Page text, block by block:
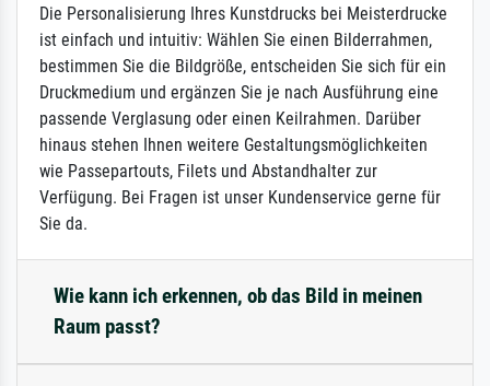
Die Personalisierung Ihres Kunstdrucks bei Meisterdrucke
ist einfach und intuitiv: Wählen Sie einen Bilderrahmen,
bestimmen Sie die Bildgröße, entscheiden Sie sich für ein
Druckmedium und ergänzen Sie je nach Ausführung eine
passende Verglasung oder einen Keilrahmen. Darüber
hinaus stehen Ihnen weitere Gestaltungsmöglichkeiten
wie Passepartouts, Filets und Abstandhalter zur
Verfügung. Bei Fragen ist unser Kundenservice gerne für
Sie da.
Wie kann ich erkennen, ob das Bild in meinen
Raum passt?